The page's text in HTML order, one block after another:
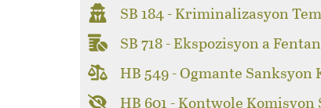
SB 184 - Kriminalizasyon
SB 718 - Ekspozisyon a
HB 549 - Ogmante
HB 601 - Kontwole